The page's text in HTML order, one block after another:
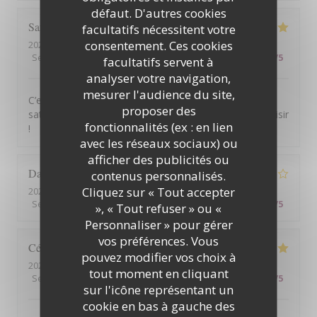
défaut. D'autres cookies
facultatifs nécessitent votre
consentement. Ces cookies
facultatifs servent à
analyser votre navigation,
mesurer l'audience du site,
proposer des
fonctionnalités (ex : en lien
avec les réseaux sociaux) ou
afficher des publicités ou
contenus personnalisés.
Cliquez sur « Tout accepter
», « Tout refuser » ou «
Personnaliser » pour gérer
vos préférences. Vous
pouvez modifier vos choix à
tout moment en cliquant
sur l'icône représentant un
cookie en bas à gauche des
Sarah
2026-08-06
- 13:30 - Couverts 2
Service
Ambiance: 5/5 Cuisine : 5/5 Qualité / Prix /5
C’est ma troisième visite, et je suis toujours aussi
satisfaite des plats et du service. Je reviendrai avec plaisir
!
Daniel
2026-08-05
- 20:45 - Couverts 4
Service
Ambiance:4/5 Cuisine: /5 Qualité / Prix /5
Cécile
2026-08-05
- 19:15 - Couverts 2
Service
Ambiance: 5/5 Cuisine: 5/5 Qualité / Prix /5